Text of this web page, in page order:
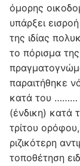
όμορης
υπάρξει
της ιδίας
το πόρισμα
παραιτήθηκε
κατά του ………
(ένδικη) κατά
τρίτου
ριζικότερη
τοποθέτηση